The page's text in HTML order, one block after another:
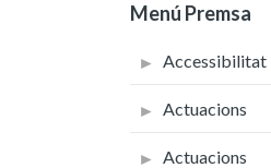
Menú Premsa
Accessibilitat
Actuacions
Actuacions